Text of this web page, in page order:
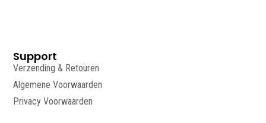
Support
Verzending & Retouren
Algemene Voorwaarden
Privacy Voorwaarden